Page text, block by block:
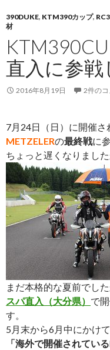
390DUKE, KTM390カップ,
材
直入に参戦
2016年8月19日 2件のコ
7月24日（日）に開催さ
METZELERの最終戦に
ちょっと遅くなりまし
まだ本格的な夏前でし
スパ直入（大分県） で
す。
5月末から6月中にかけ
「海外で開催されてい